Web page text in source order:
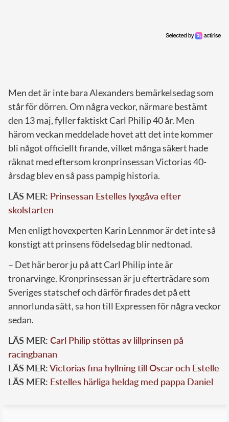
Men det är inte bara Alexanders bemärkelsedag som
står för dörren. Om några veckor, närmare bestämt
den 13 maj, fyller faktiskt Carl Philip 40 år. Men
härom veckan meddelade hovet att det inte kommer
bli något officiellt firande, vilket många säkert hade
räknat med eftersom kronprinsessan Victorias 40-
årsdag blev en så pass pampig historia.
LÄS MER: Prinsessan Estelles lyxgåva efter
skolstarten
Men enligt hovexperten Karin Lennmor är det inte så
konstigt att prinsens födelsedag blir nedtonad.
– Det här beror ju på att Carl Philip inte är
tronarvinge. Kronprinsessan är ju efterträdare som
Sveriges statschef och därför firades det på ett
annorlunda sätt, sa hon till Expressen för några veckor
sedan.
LÄS MER: Carl Philip stöttas av lillprinsen på
racingbanan
LÄS MER:Victorias fina hyllning till Oscar och Estelle
LÄS MER: Estelles härliga heldag med pappa Daniel